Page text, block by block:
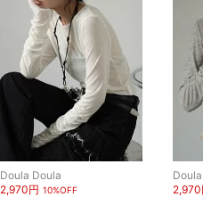
Doula Doula
2,970円 10%OFF
2,970